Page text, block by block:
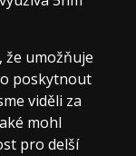
že umožňuje
poskytnout
viděli za
mohl
pro delší